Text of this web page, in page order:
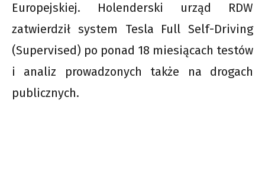
Europejskiej. Holenderski urząd RDW
zatwierdził system Tesla Full Self-Driving
(Supervised) po ponad 18 miesiącach testów
i analiz prowadzonych także na drogach
publicznych.